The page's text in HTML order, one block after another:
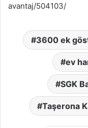
avantaj/504103/
3600 ek
ev
SGK
Taşerona